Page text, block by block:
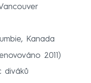
Kanada
2011)
diváků